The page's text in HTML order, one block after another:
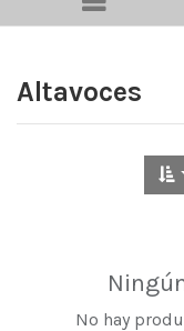
Altavoces
No hay